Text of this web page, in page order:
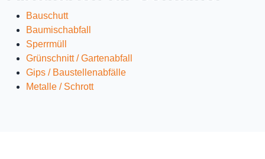
Bauschutt
Baumischabfall
Sperrmüll
Grünschnitt / Gartenabfall
Gips / Baustellenabfälle
Metalle / Schrott